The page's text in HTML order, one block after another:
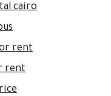
cairo
rent
rent